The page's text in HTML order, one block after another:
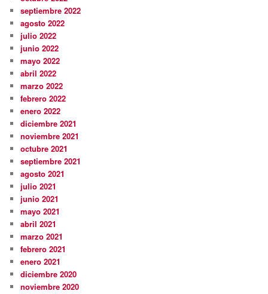
septiembre 2022
agosto 2022
julio 2022
junio 2022
mayo 2022
abril 2022
marzo 2022
febrero 2022
enero 2022
diciembre 2021
noviembre 2021
octubre 2021
septiembre 2021
agosto 2021
julio 2021
junio 2021
mayo 2021
abril 2021
marzo 2021
febrero 2021
enero 2021
diciembre 2020
noviembre 2020